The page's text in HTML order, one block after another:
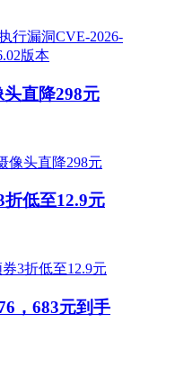
直降298元
低至12.9元
，683元到手